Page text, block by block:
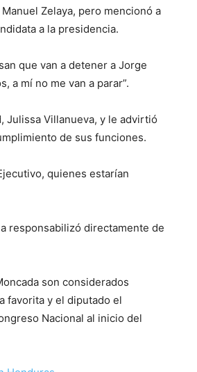
Zelaya, pero mencionó a
a la presidencia.
que van a detener a Jorge
a mí no me van a parar”.
Julissa Villanueva, y le advirtió
de sus funciones.
quienes estarían
responsabilizó directamente de
son considerados
favorita y el diputado el
Nacional al inicio del